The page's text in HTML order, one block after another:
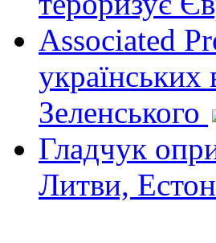
Associated
Зеленського
Гладчук
Литви,